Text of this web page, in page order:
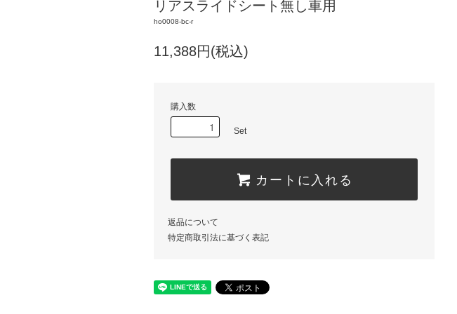
リアスライドシート無し車用
ho0008-bc-r
11,388円(税込)
購入数
Set
カートに入れる
返品について
特定商取引法に基づく表記